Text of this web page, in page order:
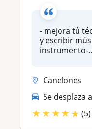
- mejora tú
y escribir
instrumento-
Canelones
Se desplaza
★★★★★ (5)